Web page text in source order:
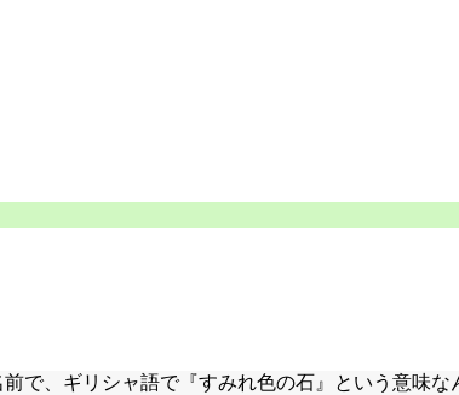
で、ギリシャ語で『すみれ色の石』という意味